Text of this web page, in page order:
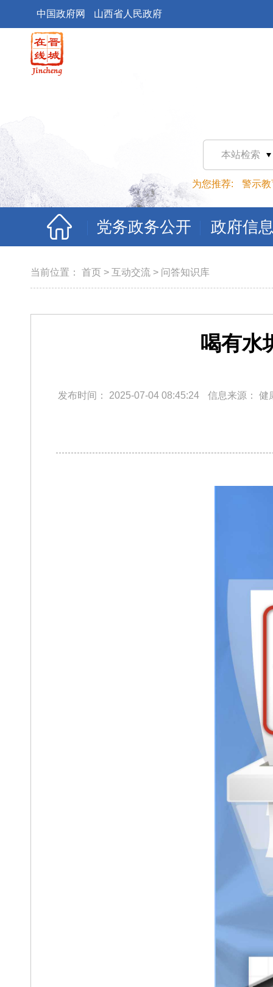
中国政府网 山西省人民政府
本站检索
为您推荐: 警示教
党务政务公开 政府信
当前位置： 首页 > 互动交流 > 问答知识库
喝有水
发布时间： 2025-07-04 08:45:24 信息来源： 健